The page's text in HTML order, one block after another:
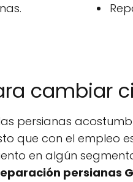
cambiar
persianas
que con el empleo
en algún
persianas